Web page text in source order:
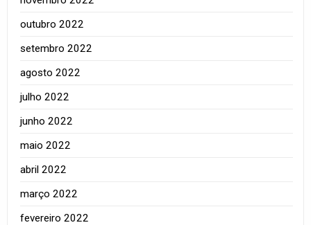
outubro 2022
setembro 2022
agosto 2022
julho 2022
junho 2022
maio 2022
abril 2022
março 2022
fevereiro 2022